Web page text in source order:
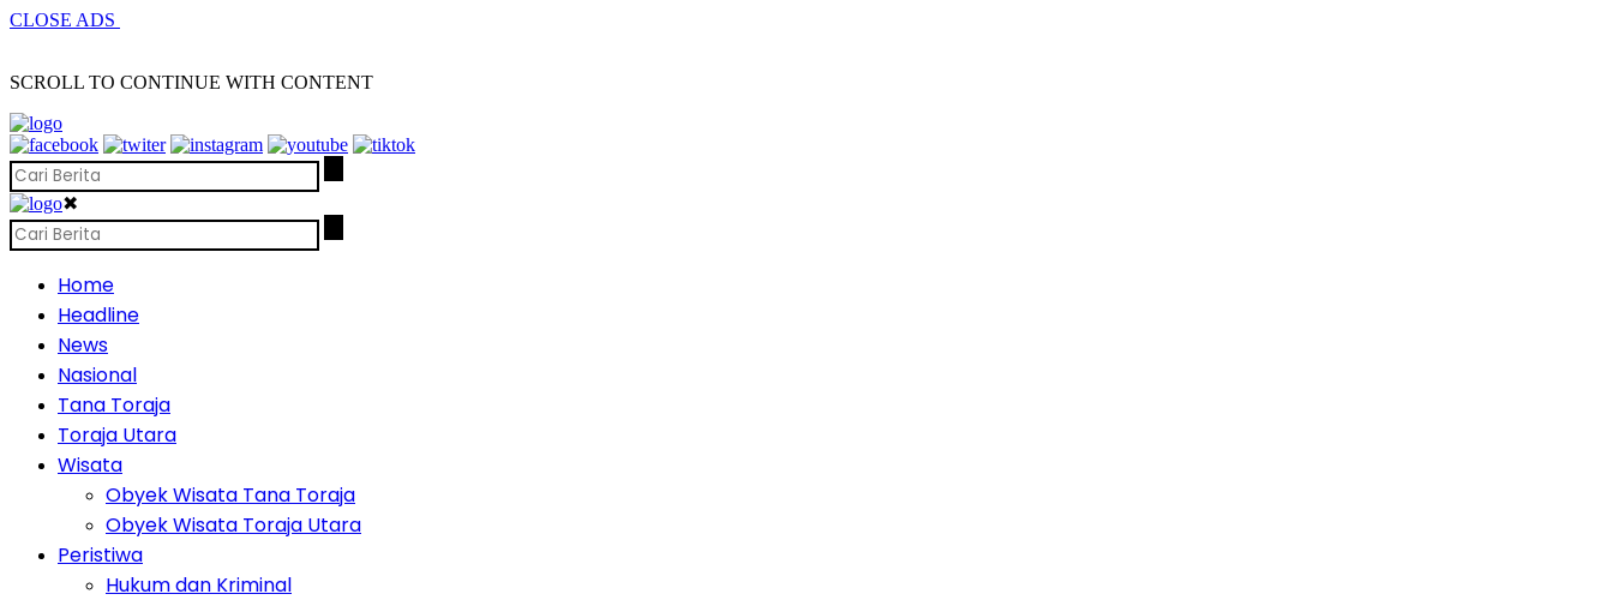
CLOSE ADS
SCROLL TO CONTINUE WITH CONTENT
✖
Home
Headline
News
Nasional
Tana Toraja
Toraja Utara
Wisata
Obyek Wisata Tana Toraja
Obyek Wisata Toraja Utara
Peristiwa
Hukum dan Kriminal